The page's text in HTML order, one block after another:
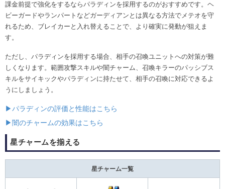
課金前提で強化をするならパラディンを採用するのがおすすめです。ヘ
ビーガードやランパートなどガーディアンとは異なる方法でメテオを守
れるため、ブレイカーと入れ替えることで、より確実に発動が狙えま
す。
ただし、パラディンを採用する場合、相手の召喚ユニットへの対策が難
しくなります。範囲攻撃スキルや闇チャーム、召喚キラーのパッシブス
キルをサイキックやパラディンに持たせて、相手の召喚に対応できるよ
うにしましょう。
▶パラディンの評価と性能はこちら
▶闇のチャームの効果はこちら
星チャームを揃える
星チャーム一覧